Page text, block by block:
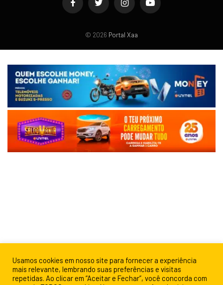
FacebookTwitter InstagramYouTube
© 2026 Portal Xaa
Usamos cookies em nosso site para fornecer a experiência
mais relevante, lembrando suas preferências e visitas
repetidas. Ao clicar em “Aceitar e Fechar”, você concorda com